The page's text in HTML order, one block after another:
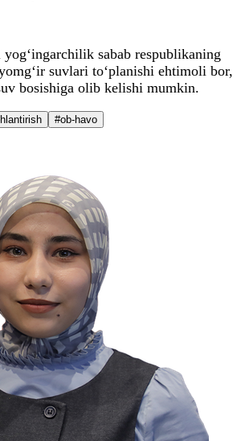
sabab respublikaning
suvlari to‘planishi ehtimoli bor,
bosishiga olib kelishi mumkin.
#ob-havo